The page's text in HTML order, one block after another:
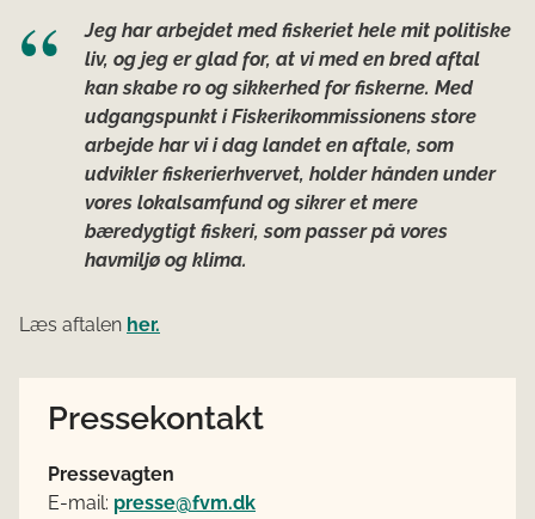
Jeg har arbejdet med fiskeriet hele mit politiske
liv, og jeg er glad for, at vi med en bred aftal
kan skabe ro og sikkerhed for fiskerne. Med
udgangspunkt i Fiskerikommissionens store
arbejde har vi i dag landet en aftale, som
udvikler fiskerierhvervet, holder hånden under
vores lokalsamfund og sikrer et mere
bæredygtigt fiskeri, som passer på vores
havmiljø og klima.
Læs aftalen her.
Pressekontakt
Pressevagten
E-mail: presse@fvm.dk